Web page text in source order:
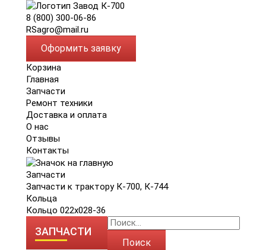
8 (800) 300-06-86
RSagro@mail.ru
Оформить заявку
Корзина
Главная
Запчасти
Ремонт техники
Доставка и оплата
О нас
Отзывы
Контакты
Запчасти
Запчасти к трактору К-700, К-744
Кольца
Кольцо 022х028-36
ЗАПЧАСТИ
Поиск